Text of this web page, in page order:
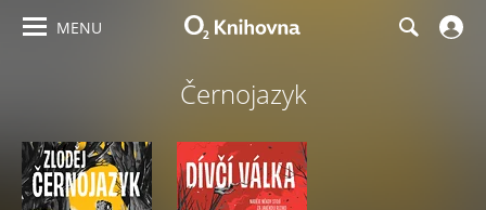
MENU
Černojazyk